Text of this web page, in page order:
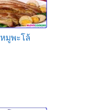
มูพะโล้